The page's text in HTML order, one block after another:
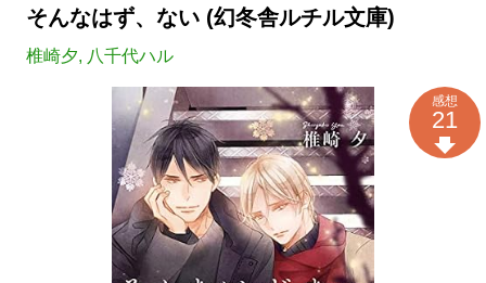
そんなはず、ない (幻冬舎ルチル文庫)
椎崎夕, 八千代ハル
感想
21